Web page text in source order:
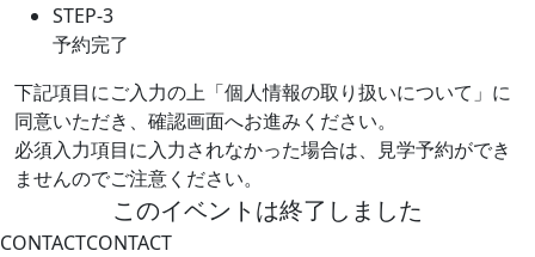
STEP-3
予約完了
下記項目にご入力の上「個人情報の取り扱いについて」に
同意いただき、確認画面へお進みください。
必須入力項目に入力されなかった場合は、見学予約ができ
ませんのでご注意ください。
このイベントは終了しました
CONTACTCONTACT